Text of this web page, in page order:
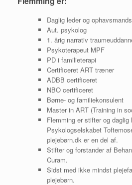
Daglig leder og
Aut. psykolog
1. årig narrativ
Psykoterapeut MPF
PD i familieterapi
Certificeret ART træner
ADBB certificeret
NBO certificeret
Børne- og familiekonsulent
Master in ART (Training in
Flemming er stifter og daglig
Psykologselskabet
plejebørn.dk er en del af.
Stifter og forstander af
Curam.
Sidst med ikke mindst
plejebørn.